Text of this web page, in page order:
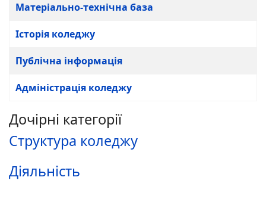
Матеріально-технічна база
Історія коледжу
Публічна інформація
Адміністрація коледжу
Дочірні категорії
Структура коледжу
Діяльність